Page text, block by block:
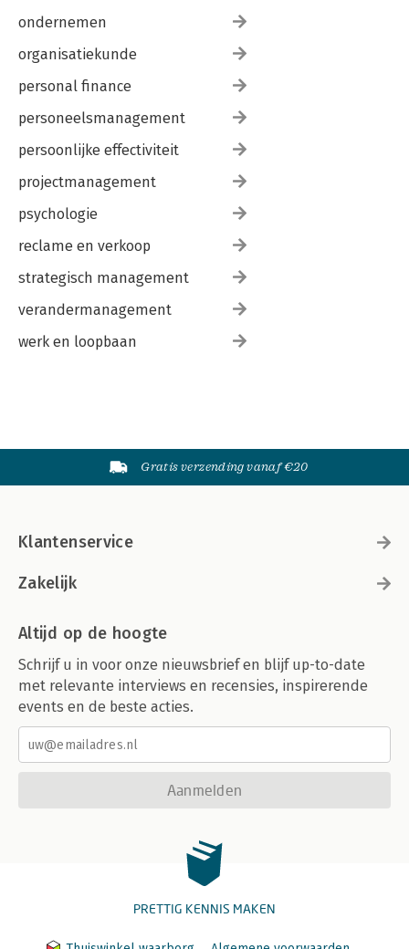
ondernemen
organisatiekunde
personal finance
personeelsmanagement
persoonlijke effectiviteit
projectmanagement
psychologie
reclame en verkoop
strategisch management
verandermanagement
werk en loopbaan
Gratis verzending vanaf €20
Klantenservice
Zakelijk
Altijd op de hoogte
Schrijf u in voor onze nieuwsbrief en blijf up-to-date
met relevante interviews en recensies, inspirerende
events en de beste acties.
Aanmelden
PRETTIG KENNIS MAKEN